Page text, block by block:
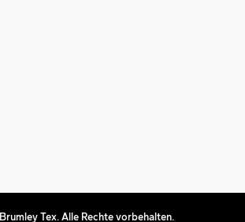
Brumley Tex. Alle Rechte vorbehalten.